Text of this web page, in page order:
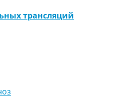
трансляций